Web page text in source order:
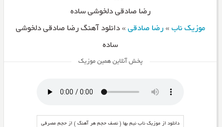
رضا صادقی دلخوشی ساده
موزیک ناب »رضا صادقی »دانلود آهنگ رضا صادقی دلخوشی
ساده
پخش آنلاین همین موزیک
دانلود از موزیک ناب نیم بها ( نصف حجم هر آهنگ ) از حجم مصرفی